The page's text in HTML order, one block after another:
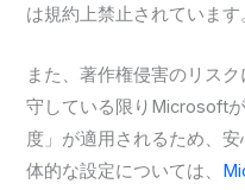
は規約上禁止されています
また、著作権侵害のリス
守している限りMicrosoft
度」が適用されるため、
体的な設定については、